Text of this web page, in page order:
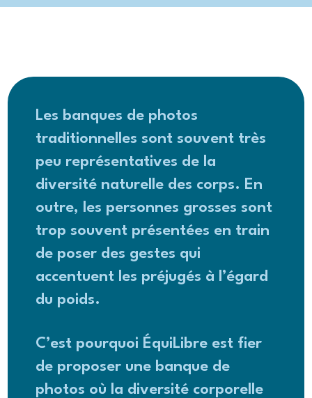
Les banques de photos
traditionnelles sont souvent très
peu représentatives de la
diversité naturelle des corps. En
outre, les personnes grosses sont
trop souvent présentées en train
de poser des gestes qui
accentuent les préjugés à l’égard
du poids.
C’est pourquoi ÉquiLibre est fier
de proposer une banque de
photos où la diversité corporelle